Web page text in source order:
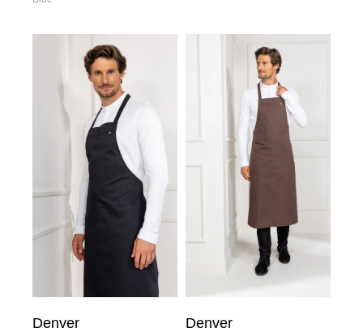
Denver Denver